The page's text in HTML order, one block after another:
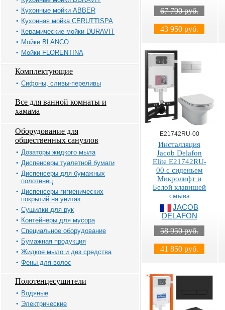
Кухонные мойки ABBER
Кухонная мойка CERUTTISPA
Керамические мойки DURAVIT
Мойки BLANCO
Мойки FLORENTINA
Комплектующие
Сифоны, сливы-переливы
Все для ванной комнаты и
хамама
Оборудование для
общественных санузлов
Дозаторы жидкого мыла
Диспенсеры туалетной бумаги
Диспенсеры для бумажных
полотенец
Диспенсеры гигиенических
покрытий на унитаз
Сушилки для рук
Контейнеры для мусора
Специальное оборудование
Бумажная продукция
Жидкое мыло и дез.средства
Фены для волос
Полотенцесушители
Водяные
Электрические
67 790 руб.
43 950 руб.
E21742RU-00
Инсталляция
Jacob Delafon
Elite E21742RU-
00 с сиденьем
Микролифт и
Белой клавишей
смыва
JACOB
DELAFON
58 950 руб.
41 850 руб.